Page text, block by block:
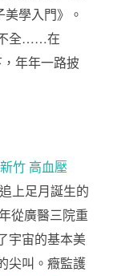
學入門》。
不全……在
年年一路披
新竹 高血壓
上足月誕生的
從廣醫三院重
宇宙的基本美
尖叫。癥監護